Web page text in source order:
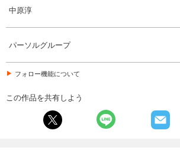
中原淳
パーソルグループ
フォロー機能について
この作品を共有しよう